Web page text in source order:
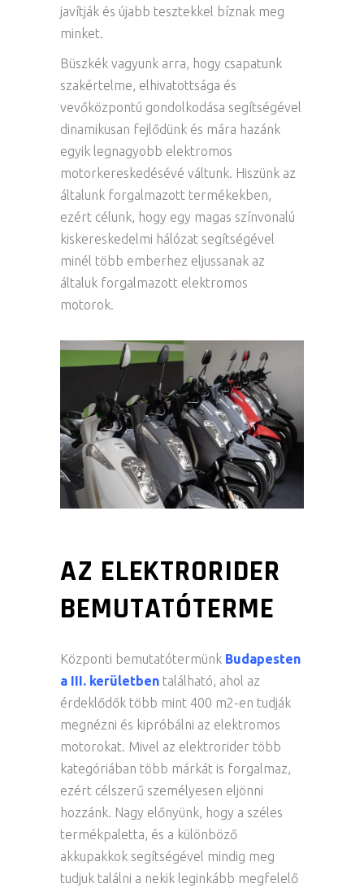
javítják és újabb tesztekkel bíznak meg
minket.
Büszkék vagyunk arra, hogy csapatunk
szakértelme, elhivatottsága és
vevőközpontú gondolkodása segítségével
dinamikusan fejlődünk és mára hazánk
egyik legnagyobb elektromos
motorkereskedésévé váltunk. Hiszünk az
általunk forgalmazott termékekben,
ezért célunk, hogy egy magas színvonalú
kiskereskedelmi hálózat segítségével
minél több emberhez eljussanak az
általuk forgalmazott elektromos
motorok.
AZ ELEKTRORIDER
BEMUTATÓTERME
Központi bemutatótermünk Budapesten
a III. kerületben található, ahol az
érdeklődők több mint 400 m2-en tudják
megnézni és kipróbálni az elektromos
motorokat. Mivel az elektrorider több
kategóriában több márkát is forgalmaz,
ezért célszerű személyesen eljönni
hozzánk. Nagy előnyünk, hogy a széles
termékpaletta, és a különböző
akkupakkok segítségével mindig meg
tudjuk találni a nekik leginkább megfelelő